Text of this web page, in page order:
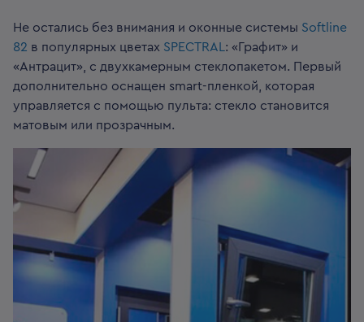
Не остались без внимания и оконные системы Softline
82 в популярных цветах SPECTRAL: «Графит» и
«Антрацит», с двухкамерным стеклопакетом. Первый
дополнительно оснащен smart-пленкой, которая
управляется с помощью пульта: стекло становится
матовым или прозрачным.